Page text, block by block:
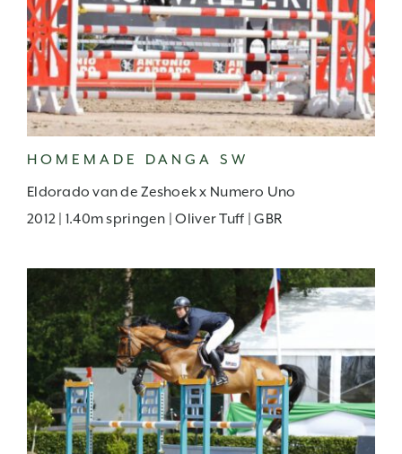
HOMEMADE DANGA SW
Eldorado van de Zeshoek x Numero Uno
2012 | 1.40m springen | Oliver Tuff | GBR